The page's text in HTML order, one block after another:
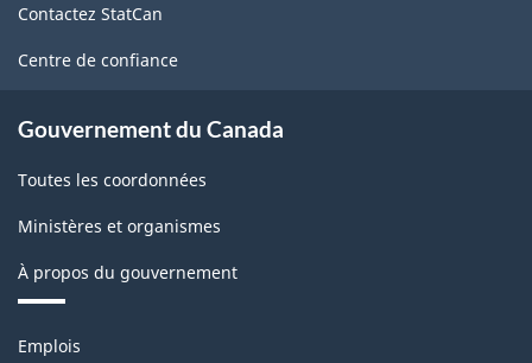
ce
site
Contactez StatCan
Centre de confiance
Gouvernement du Canada
Toutes les coordonnées
Ministères et organismes
À propos du gouvernement
Thèmes
Emplois